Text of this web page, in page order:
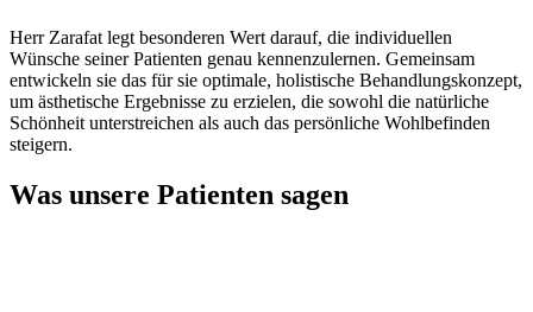
Herr Zarafat legt besonderen Wert darauf, die individuellen
Wünsche seiner Patienten genau kennenzulernen. Gemeinsam
entwickeln sie das für sie optimale, holistische Behandlungskonzept,
um ästhetische Ergebnisse zu erzielen, die sowohl die natürliche
Schönheit unterstreichen als auch das persönliche Wohlbefinden
steigern.
Was unsere Patienten sagen